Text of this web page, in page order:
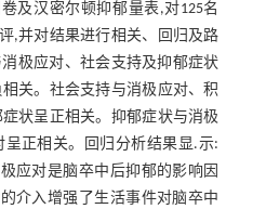
及汉密尔顿抑郁量表,对125名
,并对结果进行相关、回归及路
极应对、社会支持及抑郁症状
关。社会支持与消极应对、积
状呈正相关。抑郁症状与消极
正相关。回归分析结果显.示:
应对是脑卒中后抑郁的影响因
介入增强了生活事件对脑卒中